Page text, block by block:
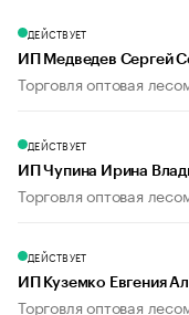
ДЕЙСТВУЕТ
ИП Медведев Сергей
Торговля оптовая
ДЕЙСТВУЕТ
ИП Чупина Ирина
Торговля оптовая
ДЕЙСТВУЕТ
ИП Куземко Евгения
Торговля оптовая